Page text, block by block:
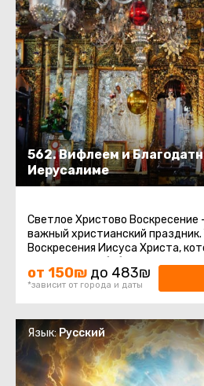
562. Вифлеем и
Иерусалиме
Светлое Христово
важный христианский праздник.
Воскресения Иисуса Христа,
центром всей библейской ...
от 150₪ до 483₪
*зависит от города и даты
Язык:Русский